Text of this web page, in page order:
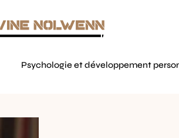
Psychologie et développement